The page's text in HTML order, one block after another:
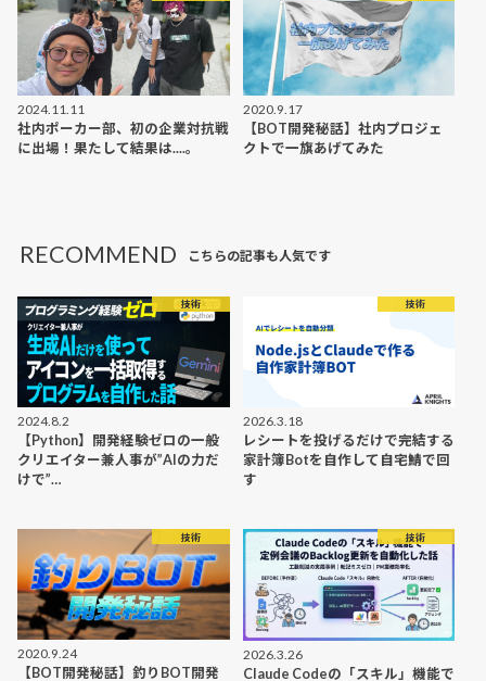
2024.11.11
社内ポーカー部、初の企業対抗戦
に出場！果たして結果は....。
2020.9.17
【BOT開発秘話】社内プロジェ
クトで一旗あげてみた
RECOMMEND こちらの記事も人気です
技術
2024.8.2
【Python】開発経験ゼロの一般
クリエイター兼人事が”AIの力だ
けで”…
技術
2026.3.18
レシートを投げるだけで完結する
家計簿Botを自作して自宅鯖で回
す
技術
2020.9.24
【BOT開発秘話】釣りBOT開発
技術
2026.3.26
Claude Codeの「スキル」機能で